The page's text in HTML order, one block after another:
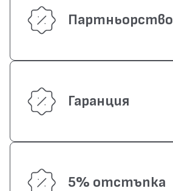
Партньорство
Гаранция
5% отстъпка